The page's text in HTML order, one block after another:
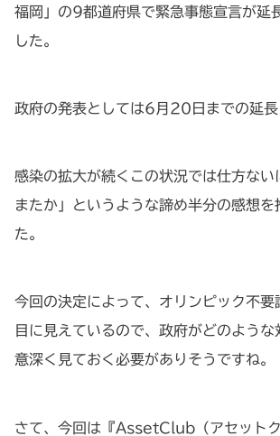
福岡」の9都道府県で緊急事態宣言が延
した。
政府の発表としては6月20日までの延長
感染の拡大が続くこの状況では仕方ない
またか」というような諦め半分の感想を
た。
今回の決定によって、オリンピック不要
目に見えているので、政府がどのような
意深く見ておく必要がありそうですね。
さて、今回は『AssetClub（アセット